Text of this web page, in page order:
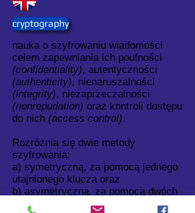
cryptography
nauka o szyfrowaniu wiadomości
celem zapewniania ich poufności
(confidentiality), autentyczności
(authenticity), nienaruszalności
(integrity), niezaprzeczalności
(nonrepudation) oraz kontroli dostępu
do nich (access control).
Rozróżnia się dwie metody
szyfrowania:
a) symetryczną, za pomocą jednego
utajnionego klucza oraz
b) asymetryczną, za pomocą dwóch
kluczy, prywatnego i publicznego.